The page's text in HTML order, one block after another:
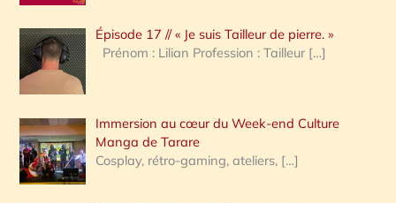
c
h
e
:
Épisode 17 // « Je suis Tailleur de pierre. »
Prénom : Lilian Profession : Tailleur […]
Immersion au cœur du Week-end Culture
Manga de Tarare
Cosplay, rétro-gaming, ateliers, […]